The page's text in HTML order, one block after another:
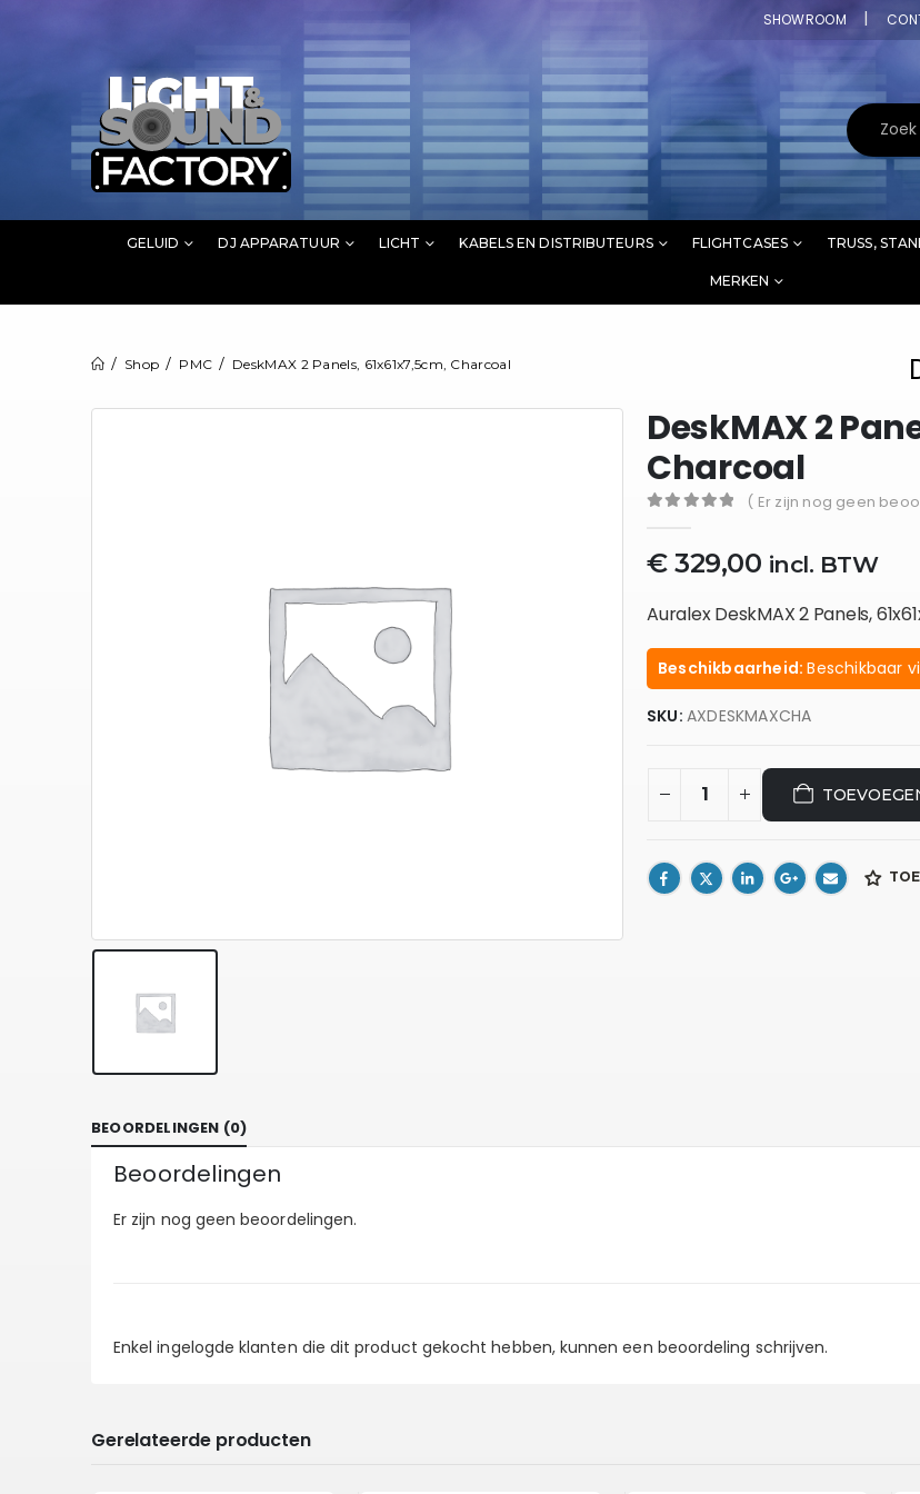
SHOWROOM
GELUID DJ APPARATUUR LICHT KABELS EN DISTRIBUTEURS FLIGHTCASES TRUSS,
MERKEN
Shop PMC DeskMAX 2 Panels, 61x61x7,5cm, Charcoal
DeskMAX 2
Charcoal
( Er zijn nog geen
€329,00 incl. BTW
Auralex DeskMAX 2 Panels,
Beschikbaarheid:Beschikbaar
SKU: AXDESKMAXCHA
BEOORDELINGEN (0)
Beoordelingen
Er zijn nog geen beoordelingen.
Enkel ingelogde klanten die dit product gekocht hebben, kunnen een beoordeling schrijven.
Gerelateerde producten